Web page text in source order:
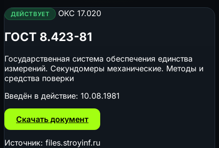
ДЕЙСТВУЕТ ОКС 17.020
ГОСТ 8.423-81
Государственная система обеспечения единства
измерений. Секундомеры механические. Методы и
средства поверки
Введён в действие: 10.08.1981
Скачать документ
Источник: files.stroyinf.ru